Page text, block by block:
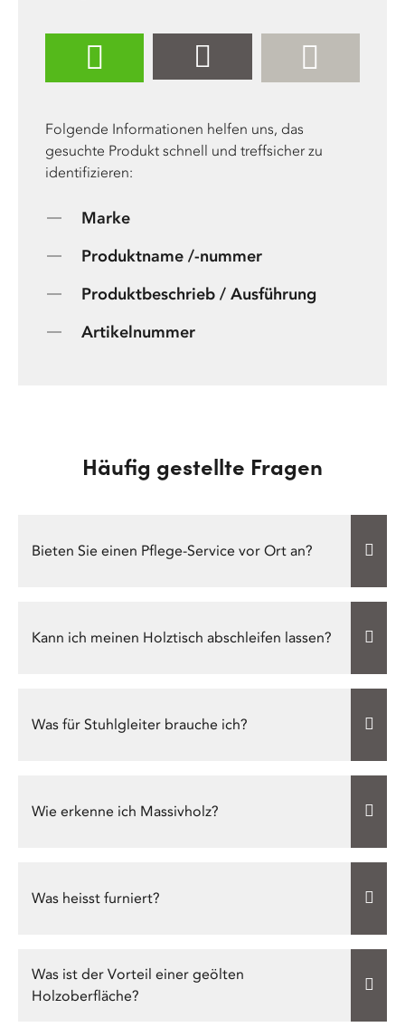
Folgende Informationen helfen uns, das
gesuchte Produkt schnell und treffsicher zu
identifizieren:
Marke
Produktname /-nummer
Produktbeschrieb / Ausführung
Artikelnummer
Häufig gestellte Fragen
Bieten Sie einen Pflege-Service vor Ort an?
Kann ich meinen Holztisch abschleifen lassen?
Was für Stuhlgleiter brauche ich?
Wie erkenne ich Massivholz?
Was heisst furniert?
Was ist der Vorteil einer geölten
Holzoberfläche?